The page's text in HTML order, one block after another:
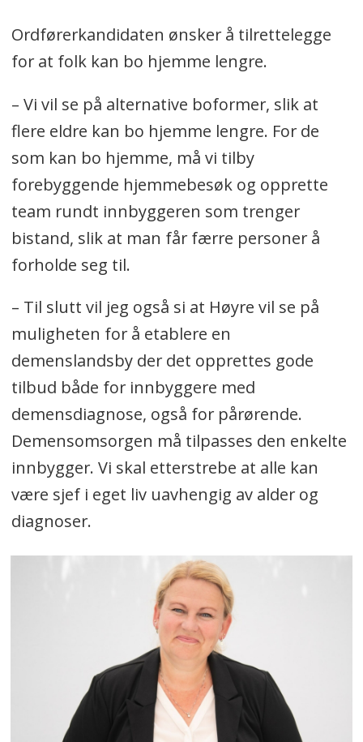
Ordførerkandidaten ønsker å tilrettelegge
for at folk kan bo hjemme lengre.
– Vi vil se på alternative boformer, slik at
flere eldre kan bo hjemme lengre. For de
som kan bo hjemme, må vi tilby
forebyggende hjemmebesøk og opprette
team rundt innbyggeren som trenger
bistand, slik at man får færre personer å
forholde seg til.
– Til slutt vil jeg også si at Høyre vil se på
muligheten for å etablere en
demenslandsby der det opprettes gode
tilbud både for innbyggere med
demensdiagnose, også for pårørende.
Demensomsorgen må tilpasses den enkelte
innbygger. Vi skal etterstrebe at alle kan
være sjef i eget liv uavhengig av alder og
diagnoser.